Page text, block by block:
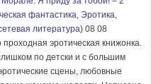
фантастика, Эротика,
литература) 08 08
эротическая книжонка.
по детски и с большим
сцены, любовные